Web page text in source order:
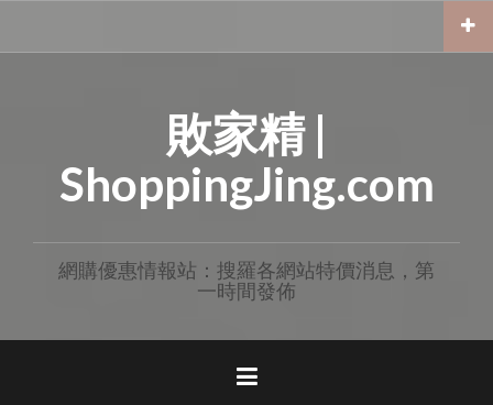
敗家精 |
ShoppingJing.com
網購優惠情報站：搜羅各網站特價消息，第
一時間發佈